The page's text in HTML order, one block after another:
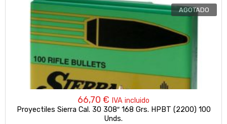
AGOTADO
66,70 € IVA incluido
Proyectiles Sierra Cal. 30 308″ 168 Grs. HPBT (2200) 100
Unds.